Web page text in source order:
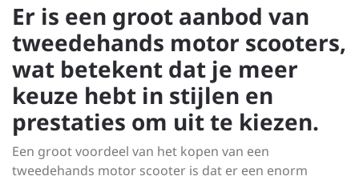
Er is een groot aanbod van
tweedehands motor scooters,
wat betekent dat je meer
keuze hebt in stijlen en
prestaties om uit te kiezen.
Een groot voordeel van het kopen van een
tweedehands motor scooter is dat er een enorm